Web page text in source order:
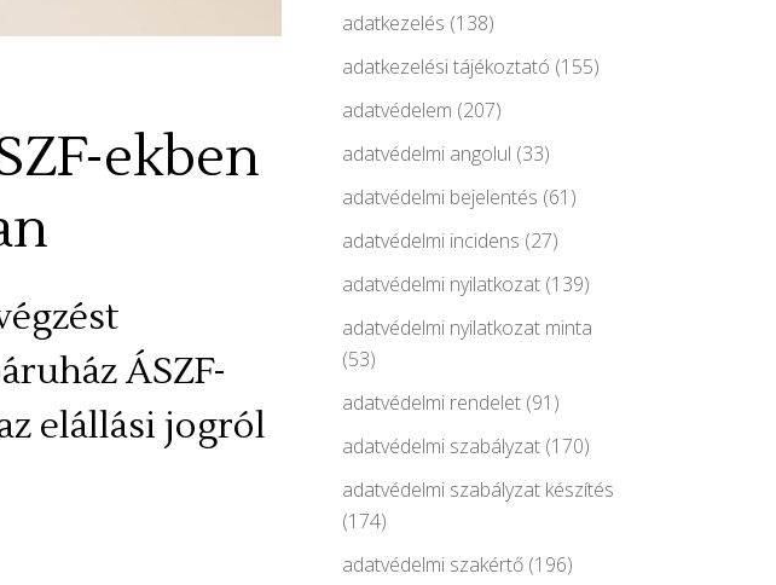
ekben
ÁSZF-
elállási jogról
adatkezelés (138)
adatkezelési tájékoztató (155)
adatvédelem (207)
adatvédelmi angolul (33)
adatvédelmi bejelentés (61)
adatvédelmi incidens (27)
adatvédelmi nyilatkozat(139)
adatvédelmi nyilatkozat minta
(53)
adatvédelmi rendelet(91)
adatvédelmi szabályzat(170)
adatvédelmi szabályzat készítés
(174)
adatvédelmi szakértő(196)